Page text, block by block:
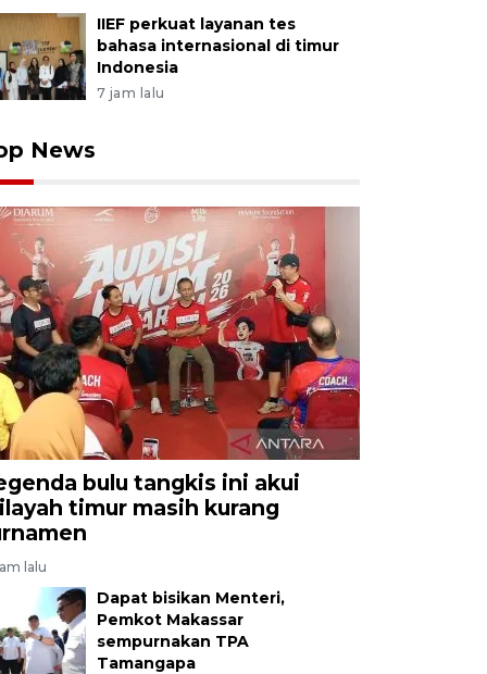
IIEF perkuat layanan tes
bahasa internasional di timur
Indonesia
7 jam lalu
News
bulu tangkis ini akui
timur masih kurang
lalu
Dapat bisikan Menteri,
Pemkot Makassar
sempurnakan TPA
Tamangapa